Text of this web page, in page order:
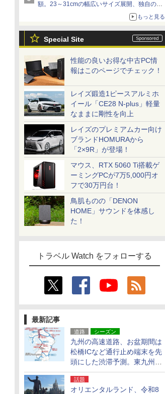
額。23～31cmの幅広いサイズ展開、独自のク
もっと見る
Special Site
性能の良いお得な中古PC情
報はこのページでチェック！
レイズ鍛造1ピースアルミホ
イール「CE28 N-plus」軽量
なままに剛性を向上
レイズのプレミアムカー向け
ブランドHOMURAから
「2×9R」が登場！
マウス、RTX 5060 Ti搭載ゲ
ーミングPCが7万5,000円オ
フで30万円台！
鳥肌ものの「DENON
HOME」サウンドを体感し
た！
トラベル Watch をフォローする
最新記事
道路 シーズン
九州の高速道路、お盆期間は
松橋ICなど通行止め端末を先
頭にした渋滞予測。東九州道
への迂回は料金調整を実施
話題
オリエンタルランド、令和8